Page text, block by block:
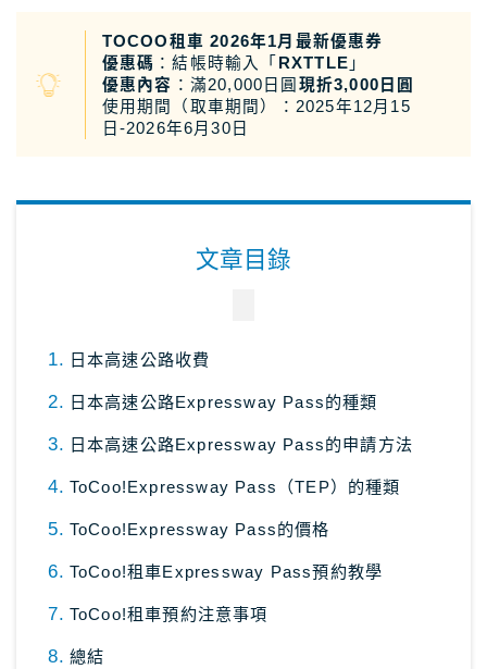
關於Masablog
與Masa聯絡
TOCOO租車 2026年1月最新優惠券
優惠碼 ：結帳時輸入「 RXTTLE 」
優惠內容 ：滿20,000日圓 現折3,000日圓
使用期間（取車期間）：2025年12月15
日-2026年6月30日
文章目錄
日本高速公路收費
日本高速公路Expressway Pass的種類
日本高速公路Expressway Pass的申請方法
ToCoo!Expressway Pass（TEP）的種類
ToCoo!Expressway Pass的價格
ToCoo!租車Expressway Pass預約教學
ToCoo!租車預約注意事項
總結